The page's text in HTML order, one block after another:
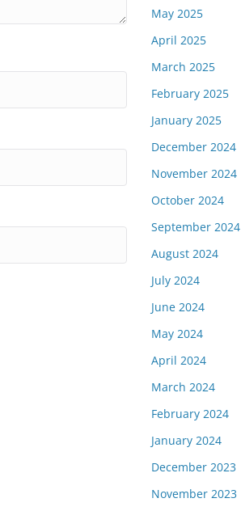
May 2025
April 2025
March 2025
February 2025
January 2025
December 2024
November 2024
October 2024
September 2024
August 2024
July 2024
June 2024
May 2024
April 2024
March 2024
February 2024
January 2024
December 2023
November 2023